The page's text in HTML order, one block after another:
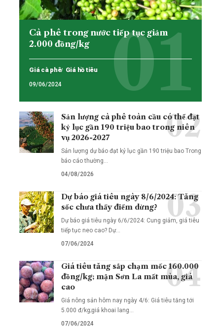
Cà phê trong nước tiếp tục giảm
2.000 đồng/kg
Giá cà phê Giá hồ tiêu
09/06/2024
Sản lượng cà phê toàn cầu có thể đạt
kỷ lục gần 190 triệu bao trong niên
vụ 2026-2027
Sản lượng dự báo đạt kỷ lục gần 190 triệu bao Trong
báo cáo thường…
04/08/2026
Dự báo giá tiêu ngày 8/6/2024: Tăng
sốc chưa thấy điểm dừng?
Dự báo giá tiêu ngày 6/6/2024: Cung giảm, giá tiêu
tiếp tục neo cao? Dự…
07/06/2024
Giá tiêu tăng sắp chạm mốc 160.000
đồng/kg; mận Sơn La mất mùa, giá
cao
Giá nông sản hôm nay ngày 4/6: Giá tiêu tăng tới
5.000 đ/kg;giá khoai lang…
07/06/2024